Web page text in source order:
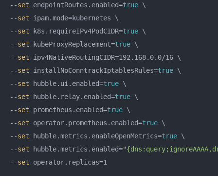
--set endpointRoutes.enabled=true \
--set ipam.mode=kubernetes \
--set k8s.requireIPv4PodCIDR=true \
--set kubeProxyReplacement=true \
--set ipv4NativeRoutingCIDR=192.168.0.0/16 \
--set installNoConntrackIptablesRules=true \
--set hubble.ui.enabled=true \
--set hubble.relay.enabled=true \
--set prometheus.enabled=true \
--set operator.prometheus.enabled=true \
--set hubble.metrics.enableOpenMetrics=true \
--set hubble.metrics.enabled=
--set operator.replicas=1